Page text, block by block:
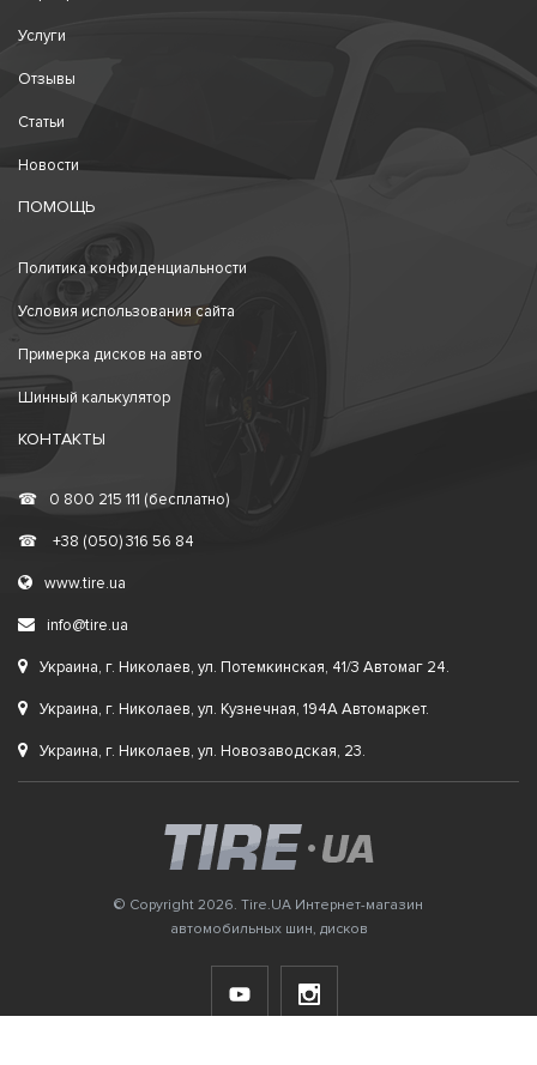
Услуги
Отзывы
Статьи
Новости
ПОМОЩЬ
Политика конфиденциальности
Условия использования сайта
Примерка дисков на авто
Шинный калькулятор
КОНТАКТЫ
☎ 0 800 215 111 (бесплатно)
☎ +38 (050) 316 56 84
www.tire.ua
info@tire.ua
Украина, г. Николаев, ул. Потемкинская, 41/3 Автомаг 24.
Украина, г. Николаев, ул. Кузнечная, 194А Автомаркет.
Украина, г. Николаев, ул. Новозаводская, 23.
© Copyright 2026. Tire.UA Интернет-магазин
автомобильных шин, дисков